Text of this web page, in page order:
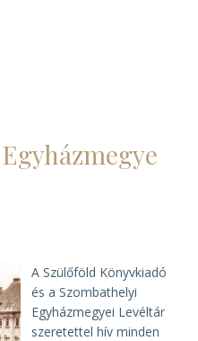
A Szülőföld Könyvkiadó
és a Szombathelyi
Egyházmegyei Levéltár
szeretettel hív minden